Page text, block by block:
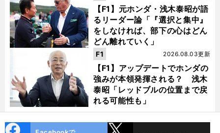
【F1】元ホンダ・浅木泰昭が語
るリーダー論「『選択と集中』
をしなければ、部下の心はどん
どん離れていく」
【F1】アップデートでホンダの
強みが本領発揮される？ 浅木
泰昭「レッドブルの位置まで戻
れる可能性も」
2026.08.03更新
F1